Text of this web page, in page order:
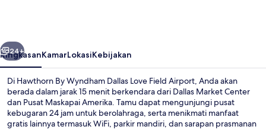
Field
Airport
Berikutnya
24+
RingkasanKamarLokasiKebijakan
Di Hawthorn By Wyndham Dallas Love Field Airport, Anda akan
berada dalam jarak 15 menit berkendara dari Dallas Market Center
dan Pusat Maskapai Amerika. Tamu dapat mengunjungi pusat
kebugaran 24 jam untuk berolahraga, serta menikmati manfaat
gratis lainnya termasuk WiFi, parkir mandiri, dan sarapan prasmanan